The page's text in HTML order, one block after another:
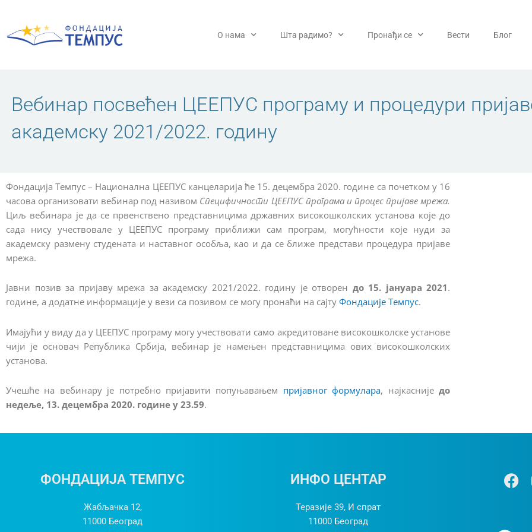
садржај
О нама Шта радимо? Пронађи се Вести Блог
Вебинар посвећен ЦЕЕПУС програму и процедури
академску 2021/2022. годину
Фондација Темпус – Национална ЦЕЕПУС канцеларија ће 15. децембра 2020. године са почетком у 16
часова организовати вебинар под називом Специфичности ЦЕЕПУС програма и процес пријаве мрежа.
Циљ вебинара је да се првенствено представницима државних високошколских установа које до
сада нису учествовале у ЦЕЕПУС програму приближи сам програм, могућности које нуди за
академску размену студената и наставног особља, као и да се ближе представи процедура пријаве
мрежа.
Јавни позив за пријаву мрежа за академску 2021/2022. годину је отворен до 15. јануара 2021.
године, а додатне информације у вези са позивом се могу пронаћи на сајту Фондације Темпус.
Имајући у виду да у ЦЕЕПУС програму могу учествовати само акредитоване високошколске установе
чији је основач Република Србија, вебинар је намењен представницима ових високошколских
установа.
Учешће на вебинару је потребно пријавити попуњавањем пријавног формулара, најкасниједо
недеље, 13. децембра 2020. године у 23.59.
ФОНДАЦИЈА ТЕМПУС
Жабљачка 12,
11000 Београд
ИНФО ЦЕНТАР
Теразије 39, И спрат
11000 Београд
Ф
а